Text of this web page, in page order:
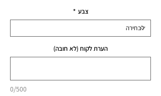
צבע *
הערת לקוח (לא חובה)
0/500